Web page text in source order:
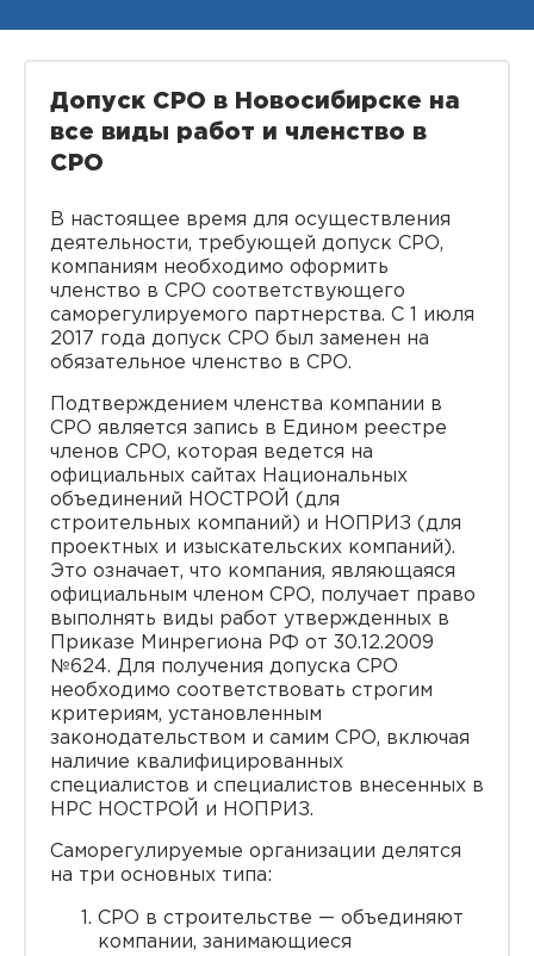
Допуск СРО в Новосибирске на
все виды работ и членство в
СРО
В настоящее время для осуществления
деятельности, требующей допуск СРО,
компаниям необходимо оформить
членство в СРО соответствующего
саморегулируемого партнерства. С 1 июля
2017 года допуск СРО был заменен на
обязательное членство в СРО.
Подтверждением членства компании в
СРО является запись в Едином реестре
членов СРО, которая ведется на
официальных сайтах Национальных
объединений НОСТРОЙ (для
строительных компаний) и НОПРИЗ (для
проектных и изыскательских компаний).
Это означает, что компания, являющаяся
официальным членом СРО, получает право
выполнять виды работ утвержденных в
Приказе Минрегиона РФ от 30.12.2009
№624. Для получения допуска СРО
необходимо соответствовать строгим
критериям, установленным
законодательством и самим СРО, включая
наличие квалифицированных
специалистов и специалистов внесенных в
НРС НОСТРОЙ и НОПРИЗ.
Саморегулируемые организации делятся
на три основных типа:
СРО в строительстве — объединяют
компании, занимающиеся